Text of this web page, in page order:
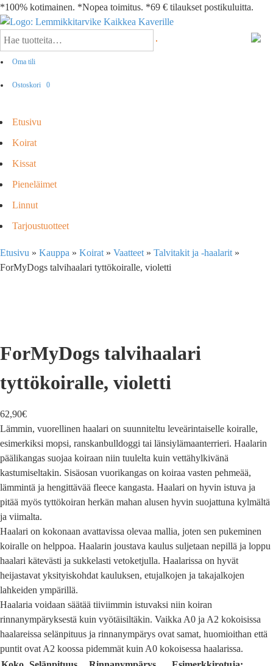
*100% kotimainen. *Nopea toimitus. *69 € tilaukset postikuluitta.
Oma tili
Ostoskori 0
Etusivu
Koirat
Kissat
Pieneläimet
Linnut
Tarjoustuotteet
Etusivu » Kauppa » Koirat » Vaatteet » Talvitakit ja -haalarit »
ForMyDogs talvihaalari tyttökoiralle, violetti
ForMyDogs talvihaalari
tyttökoiralle, violetti
62,90€
Lämmin, vuorellinen haalari on suunniteltu leveärintaiselle koiralle,
esimerkiksi mopsi, ranskanbulldoggi tai länsiylämaanterrieri. Haalarin
päälikangas suojaa koiraan niin tuulelta kuin vettähylkivänä
kastumiseltakin. Sisäosan vuorikangas on koiraa vasten pehmeää,
lämmintä ja hengittävää fleece kangasta. Haalari on hyvin istuva ja
pitää myös tyttökoiran herkän mahan alusen hyvin suojattuna kylmältä
ja viimalta.
Haalari on kokonaan avattavissa olevaa mallia, joten sen pukeminen
koiralle on helppoa. Haalarin joustava kaulus suljetaan nepillä ja loppu
haalari kätevästi ja sukkelasti vetoketjulla. Haalarissa on hyvät
heijastavat yksityiskohdat kauluksen, etujalkojen ja takajalkojen
lahkeiden ympärillä.
Haalaria voidaan säätää tiiviimmin istuvaksi niin koiran
rinnanympäryksestä kuin vyötäisiltäkin. Vaikka A0 ja A2 kokoisissa
haalareissa selänpituus ja rinnanympärys ovat samat, huomioithan että
puntit ovat A2 koossa pidemmät kuin A0 kokoisessa haalarissa.